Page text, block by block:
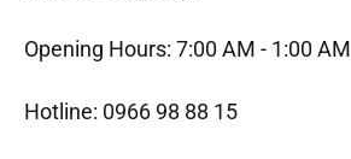
Opening Hours: 7:00 AM - 1:00 AM
Hotline: 0966 98 88 15